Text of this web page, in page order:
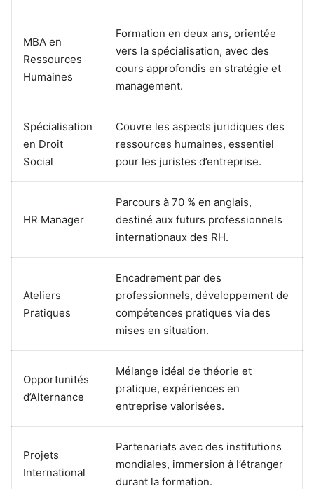
MBA en
Ressources
Humaines
Formation en deux ans, orientée
vers la spécialisation, avec des
cours approfondis en stratégie et
management.
Spécialisation
en Droit
Social
Couvre les aspects juridiques des
ressources humaines, essentiel
pour les juristes d’entreprise.
HR Manager
Parcours à 70 % en anglais,
destiné aux futurs professionnels
internationaux des RH.
Ateliers
Pratiques
Encadrement par des
professionnels, développement de
compétences pratiques via des
mises en situation.
Opportunités
d’Alternance
Mélange idéal de théorie et
pratique, expériences en
entreprise valorisées.
Projets
International
Partenariats avec des institutions
mondiales, immersion à l’étranger
durant la formation.